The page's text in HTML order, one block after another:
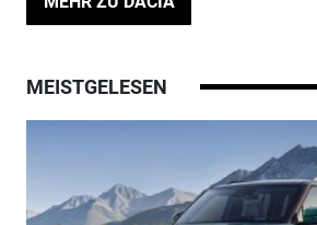
MEISTGELESEN